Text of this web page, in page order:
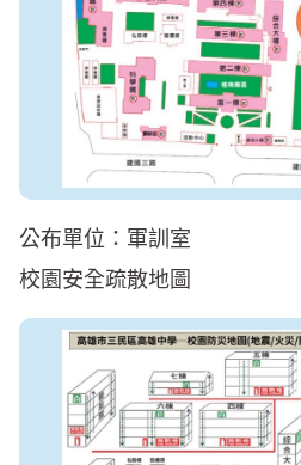
公布單位：軍訓室
校園安全疏散地圖